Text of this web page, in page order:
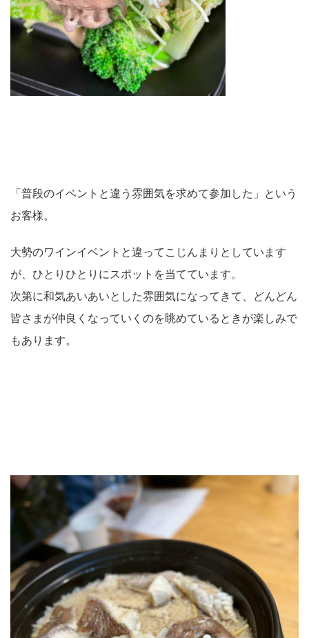
「普段のイベントと違う雰囲気を求めて参加した」という
お客様。
大勢のワインイベントと違ってこじんまりとしています
が、ひとりひとりにスポットを当てています。
次第に和気あいあいとした雰囲気になってきて、どんどん
皆さまが仲良くなっていくのを眺めているときが楽しみで
もあります。